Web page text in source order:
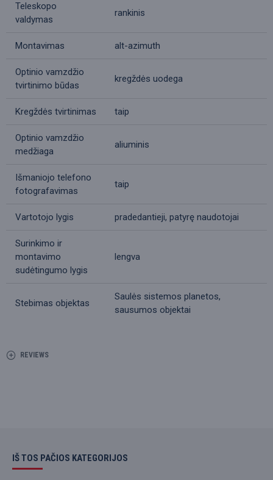
Teleskopo
valdymas
rankinis
Montavimas alt-azimuth
Optinio vamzdžio
tvirtinimo būdas
kregždės uodega
Kregždės tvirtinimas taip
Optinio vamzdžio
medžiaga
aliuminis
Išmaniojo telefono
fotografavimas
taip
Vartotojo lygis pradedantieji, patyrę naudotojai
Surinkimo ir
montavimo
sudėtingumo lygis
lengva
Stebimas objektas
Saulės sistemos planetos,
sausumos objektai
REVIEWS
IŠ TOS PAČIOS KATEGORIJOS